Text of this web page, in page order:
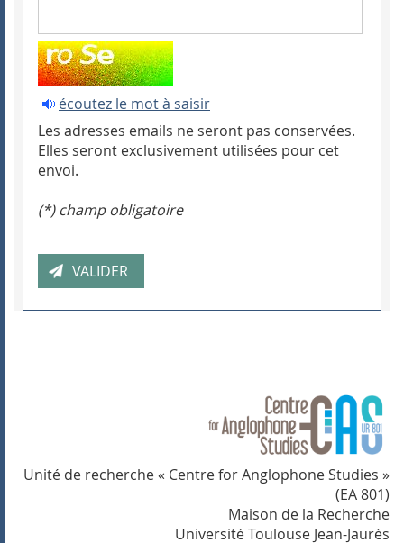
écoutez le mot à saisir
Les adresses emails ne seront pas conservées.
Elles seront exclusivement utilisées pour cet
envoi.
(*) champ obligatoire
Unité de recherche « Centre for Anglophone Studies »
(EA 801)
Maison de la Recherche
Université Toulouse Jean-Jaurès